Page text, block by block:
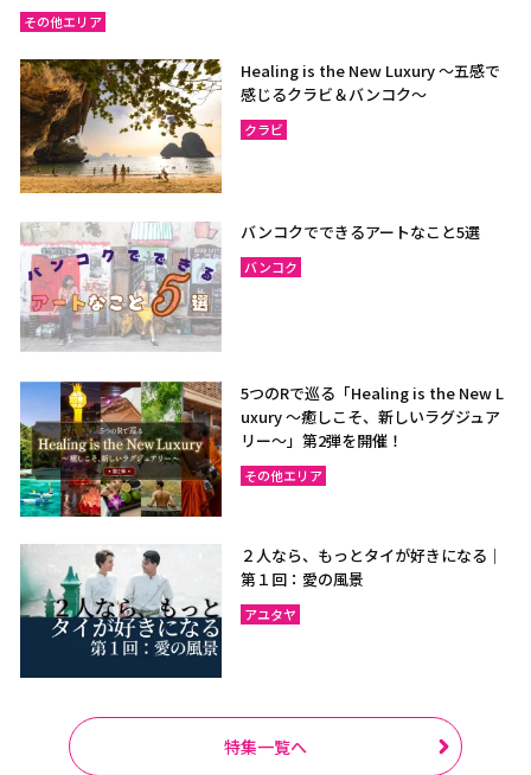
その他エリア
Healing is the New Luxury ～五感で
感じるクラビ＆バンコク～
クラビ
バンコクでできるアートなこと5選
バンコク
5つのRで巡る「Healing is the New L
uxury ～癒しこそ、新しいラグジュア
リー〜」第2弾を開催！
その他エリア
２人なら、もっとタイが好きになる｜
第１回：愛の風景
アユタヤ
特集一覧へ